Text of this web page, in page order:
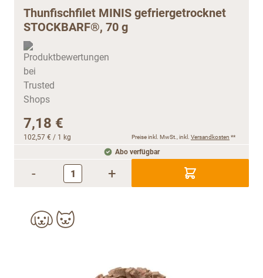
Thunfischfilet MINIS gefriergetrocknet
STOCKBARF®, 70 g
7,18 €
102,57 € / 1 kg Preise inkl. MwSt., inkl. Versandkosten **
Abo verfügbar
- +